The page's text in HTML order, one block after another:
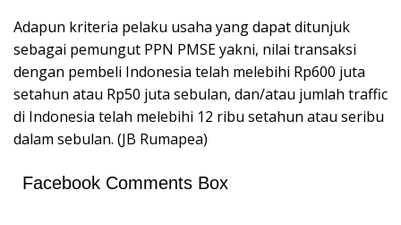
Adapun kriteria pelaku usaha yang dapat ditunjuk
sebagai pemungut PPN PMSE yakni, nilai transaksi
dengan pembeli Indonesia telah melebihi Rp600 juta
setahun atau Rp50 juta sebulan, dan/atau jumlah traffic
di Indonesia telah melebihi 12 ribu setahun atau seribu
dalam sebulan. (JB Rumapea)
Facebook Comments Box